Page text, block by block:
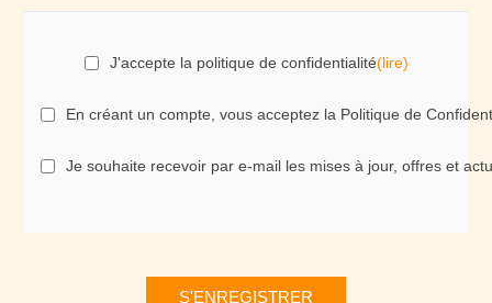
J'accepte la politique de confidentialité(lire)
En créant un compte, vous acceptez la Politique de
Je souhaite recevoir par e-mail les mises à jour, offres et
S'ENREGISTRER